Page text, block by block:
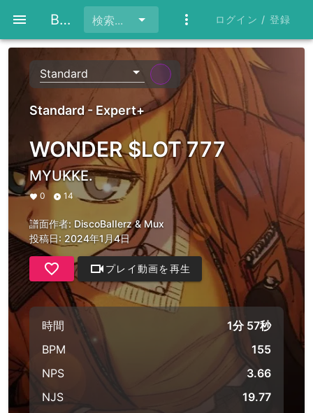
BeatFlare 検索... ログイン / 登録
Standard
Standard - Expert+
WONDER $LOT 777
MYUKKE.
0 14
譜面作者: DiscoBaIIerz & Mux
投稿日: 2024年1月4日
プレイ動画を再生
時間
1分 57秒
BPM
155
NPS
3.66
NJS
19.77